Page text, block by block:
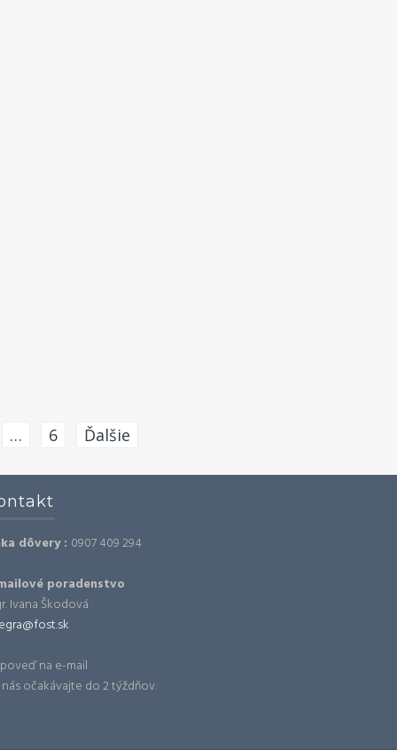
… 6 Ďalšie
dôvery : 0907 409 294
poradenstvo
Ivana Škodová
na e-mail
očakávajte do 2 týždňov.